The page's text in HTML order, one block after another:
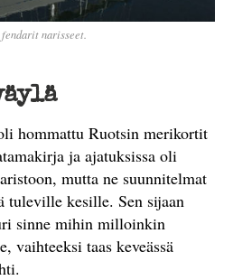
narisseet.
hommattu Ruotsin merikortit
ja ajatuksissa oli
mutta ne suunnitelmat
tuleville kesille. Sen sijaan
sinne mihin milloinkin
vaihteeksi taas keveässä